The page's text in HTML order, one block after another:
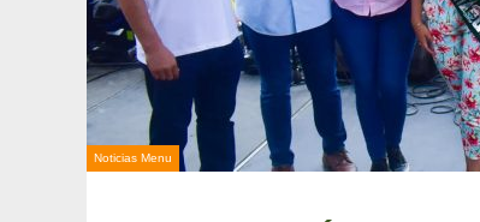
Noticias Menu